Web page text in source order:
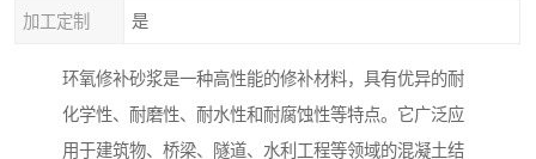
加工定制 是
环氧修补砂浆是一种高性能的修补材料，具有优异的耐
化学性、耐磨性、耐水性和耐腐蚀性等特点。它广泛应
用于建筑物、桥梁、隧道、水利工程等领域的混凝土结